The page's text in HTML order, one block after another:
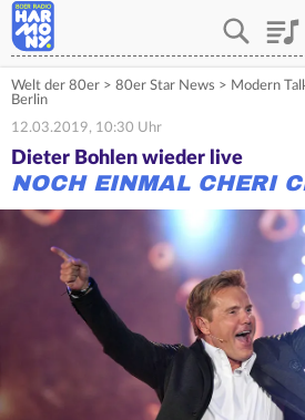
Welt der 80er > 80er Star News > Modern
Berlin
12.03.2019, 10:30 Uhr
Dieter Bohlen wieder live
NOCH EINMAL CHERI